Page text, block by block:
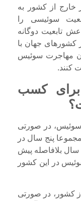
خارج از کشور به
سوئیسی را
تابعیت دوگانه
کشورهای جهان با
مهاجرت سوئیس
کنند.
برای کسب
در صورتی
پنج سال در
بلافاصله پیش
در این کشور
کشور، در صورتی